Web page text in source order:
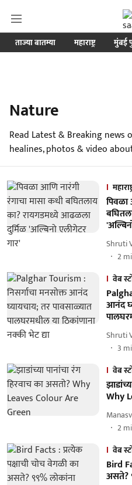
ताज्या बातम्या महाराष्ट्र मुंबई
Nature
Read Latest & Breaking news
healines, photos & video
पिवळा
Shruti
2
वेब
आनंद
Shruti
3
वेब
Why
2
वेब
Bird
असते?